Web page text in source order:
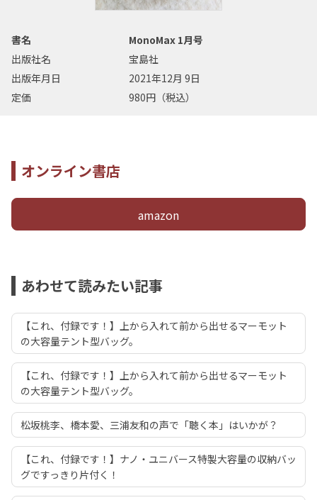
書名
MonoMax 1月号
出版社名
宝島社
出版年月日
2021年12月 9日
定価
980円（税込）
オンライン書店
amazon
あわせて読みたい記事
【これ、付録です！】上から入れて前から出せるマーモット
の大容量テント型バッグ。
【これ、付録です！】上から入れて前から出せるマーモット
の大容量テント型バッグ。
松坂桃李、橋本愛、三浦友和の声で「聴く本」はいかが？
【これ、付録です！】ナノ・ユニバース特製大容量の収納バッ
グですっきり片付く！